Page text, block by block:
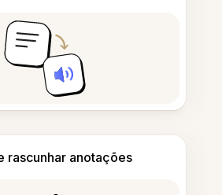
rascunhar anotações